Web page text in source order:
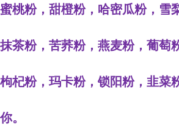
蜜桃粉，甜橙粉，哈密瓜粉，雪
抹茶粉，苦荞粉，燕麦粉，葡萄
枸杞粉，玛卡粉，锁阳粉，韭菜
你。